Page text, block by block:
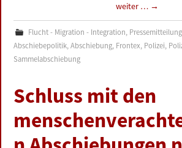
weiter … →
Flucht - Migration - Integration,
Abschiebepolitik,Abschiebung, Frontex, Polizei,
Sammelabschiebung
Schluss mit den